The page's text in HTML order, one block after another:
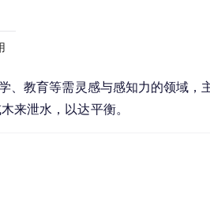
、教育等需灵感与感知力的领域，
来泄水，以达平衡。